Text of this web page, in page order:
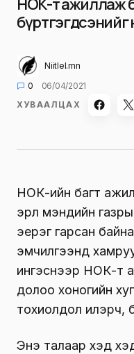
НОК-т ажиллаж
Niitlel.mn
0
06/04/2021
ХУВААЛЦАХ
НОК-ийн багт
эрүүл мэндийн
эерэг гарсан
эмчилгээнд
ингэснээр НОК-т
долоо хоногийн
тохиолдол илэрч,
Энэ талаар хэд